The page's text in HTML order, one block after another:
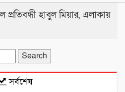
প্রতিবন্ধী হাবুল মিয়ার, এলাকায়
সর্বশেষ